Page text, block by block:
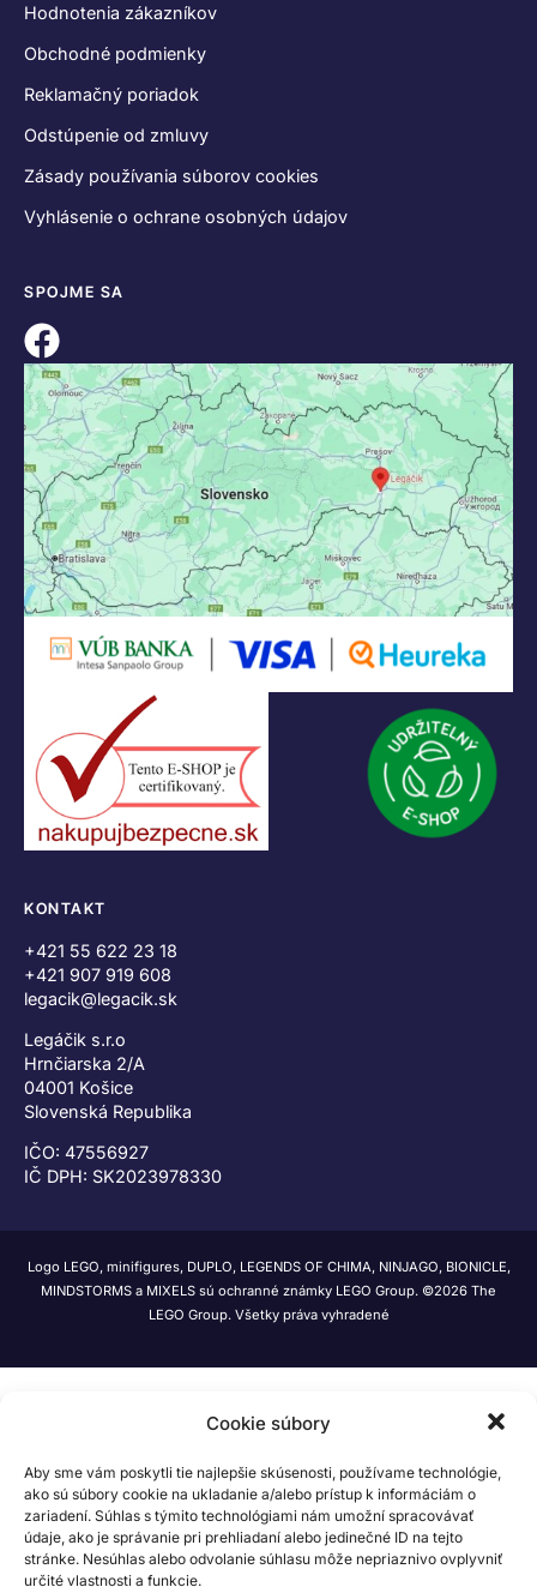
Cookie súbory
Aby sme vám poskytli tie najlepšie skúsenosti, používame technológie,
ako sú súbory cookie na ukladanie a/alebo prístup k informáciám o
zariadení. Súhlas s týmito technológiami nám umožní spracovávať
údaje, ako je správanie pri prehliadaní alebo jedinečné ID na tejto
stránke. Nesúhlas alebo odvolanie súhlasu môže nepriaznivo ovplyvniť
určité vlastnosti a funkcie.
Hodnotenia zákazníkov
Obchodné podmienky
Reklamačný poriadok
Odstúpenie od zmluvy
Zásady používania súborov cookies
Vyhlásenie o ochrane osobných údajov
SPOJME SA
KONTAKT
+421 55 622 23 18
+421 907 919 608
legacik@legacik.sk
Legáčik s.r.o
Hrnčiarska 2/A
04001 Košice
Slovenská Republika
IČO: 47556927
IČ DPH: SK2023978330
Logo LEGO, minifigures, DUPLO, LEGENDS OF CHIMA, NINJAGO, BIONICLE,
MINDSTORMS a MIXELS sú ochranné známky LEGO Group. ©2026 The
LEGO Group. Všetky práva vyhradené